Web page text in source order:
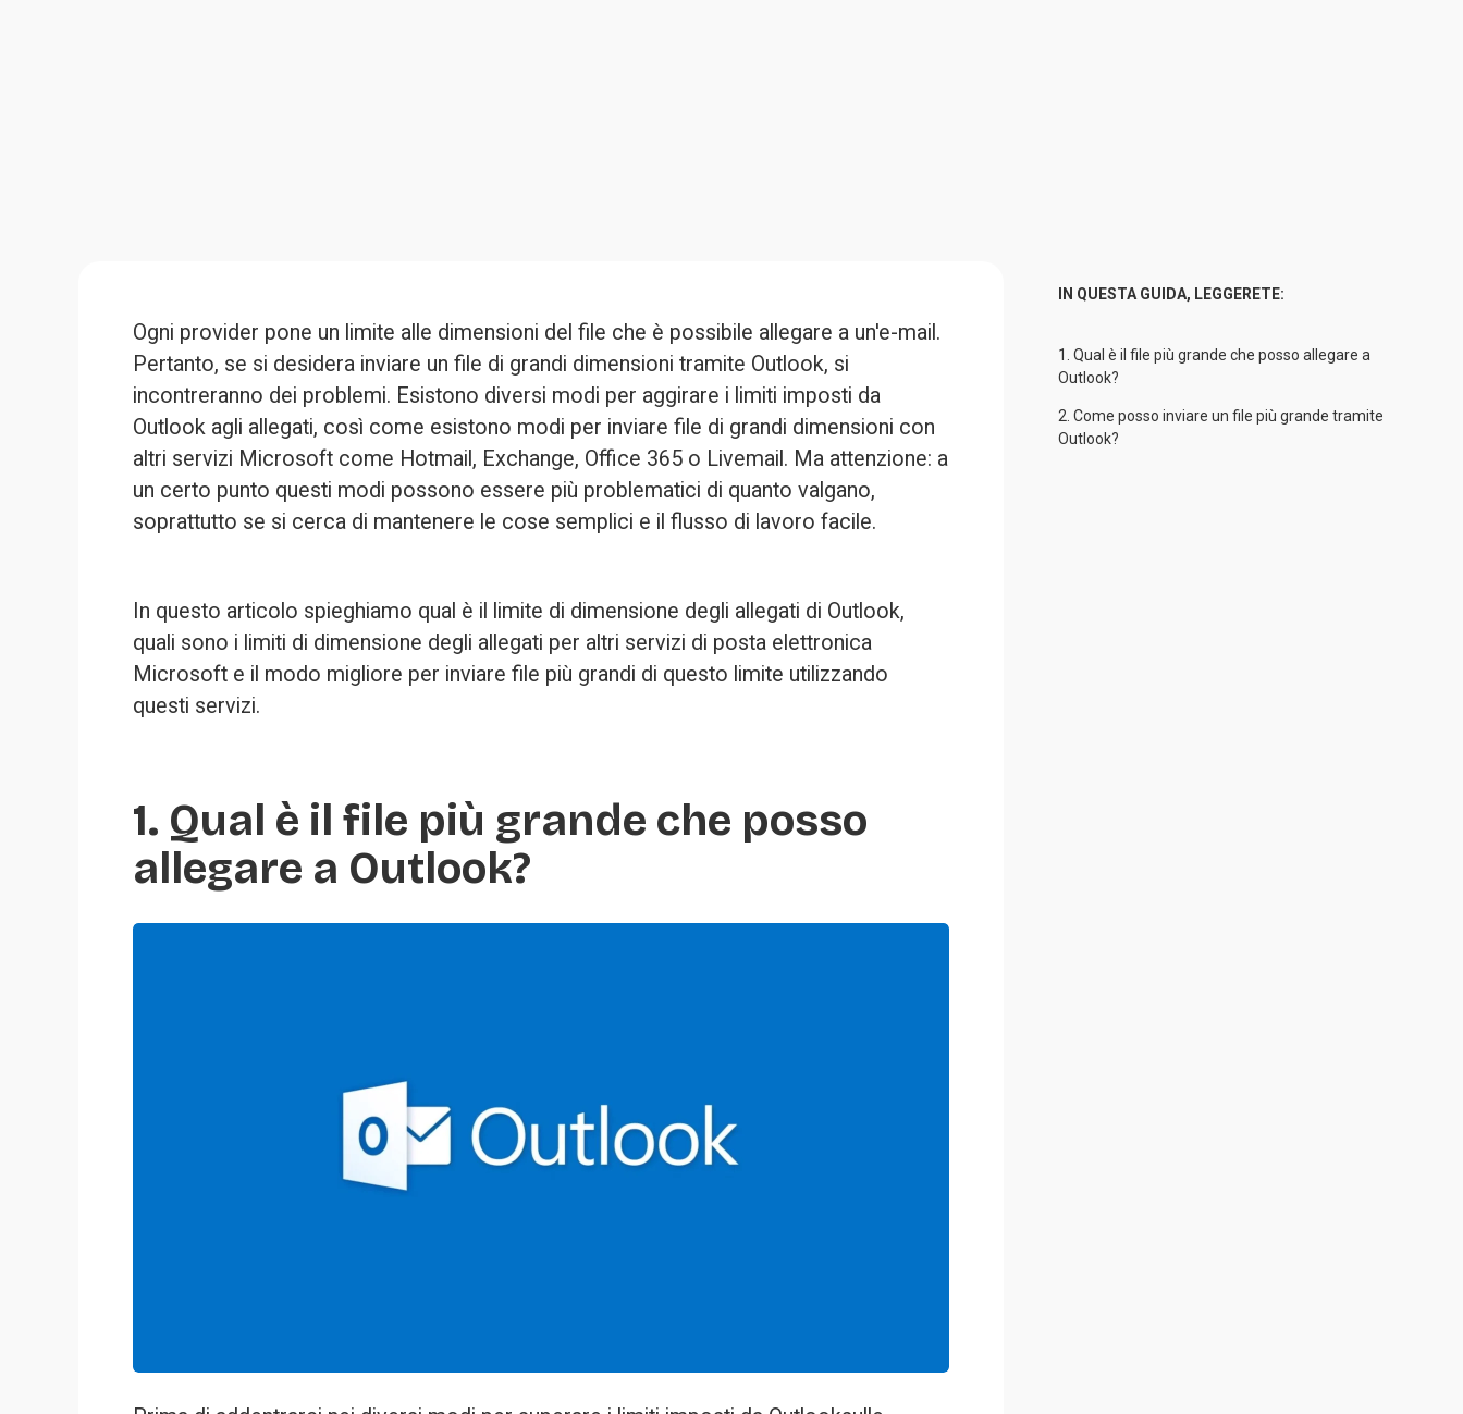
IN QUESTA GUIDA, LEGGERETE:
1. Qual è il file più grande che posso allegare a
Outlook?
2. Come posso inviare un file più grande tramite
Outlook?
Ogni provider pone un limite alle dimensioni del file che è possibile allegare a un'e-mail.
Pertanto, se si desidera inviare un file di grandi dimensioni tramite Outlook, si
incontreranno dei problemi. Esistono diversi modi per aggirare i limiti imposti da
Outlook agli allegati, così come esistono modi per inviare file di grandi dimensioni con
altri servizi Microsoft come Hotmail, Exchange, Office 365 o Livemail. Ma attenzione: a
un certo punto questi modi possono essere più problematici di quanto valgano,
soprattutto se si cerca di mantenere le cose semplici e il flusso di lavoro facile.
In questo articolo spieghiamo qual è il limite di dimensione degli allegati di Outlook,
quali sono i limiti di dimensione degli allegati per altri servizi di posta elettronica
Microsoft e il modo migliore per inviare file più grandi di questo limite utilizzando
questi servizi.
1. Qual è il file più grande che posso
allegare a Outlook?